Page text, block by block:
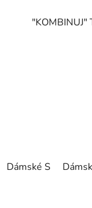
Dámské S